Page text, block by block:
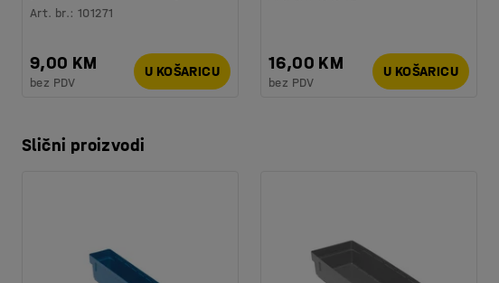
Art. br.:101271
9,00 KM
bez PDV
U KOŠARICU 16,00 KM
bez PDV
U KOŠARICU
Slični proizvodi